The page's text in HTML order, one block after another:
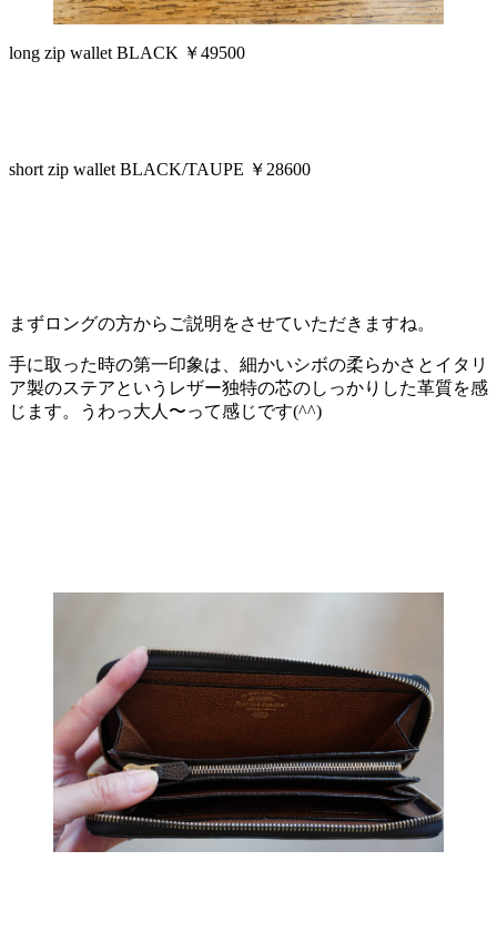
long zip wallet BLACK ￥49500
short zip wallet BLACK/TAUPE ￥28600
まずロングの方からご説明をさせていただきますね。
手に取った時の第一印象は、細かいシボの柔らかさとイタリ
ア製のステアというレザー独特の芯のしっかりした革質を感
じます。うわっ大人〜って感じです(^^)